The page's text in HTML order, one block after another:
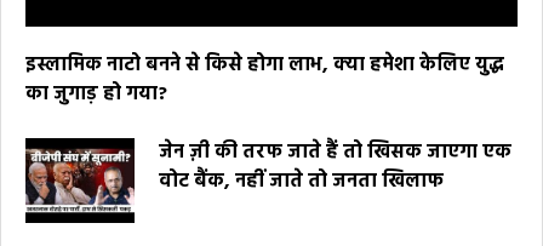
इस्लामिक नाटो बनने से किसे होगा लाभ, क्या हमेशा केलिए युद्ध
का जुगाड़ हो गया?
जेन ज़ी की तरफ जाते हैं तो खिसक जाएगा एक
वोट बैंक, नहीं जाते तो जनता खिलाफ